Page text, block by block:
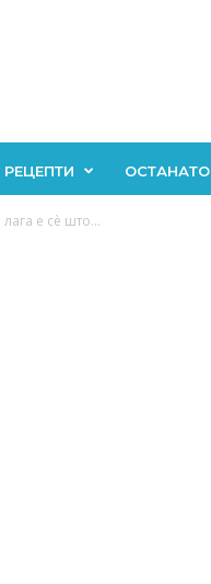
РЕЦЕПТИ ОСТАНАТО
е сè што...